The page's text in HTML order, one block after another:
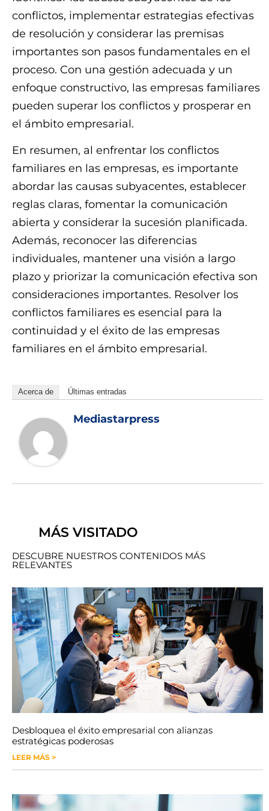
conflictos, implementar estrategias efectivas
de resolución y considerar las premisas
importantes son pasos fundamentales en el
proceso. Con una gestión adecuada y un
enfoque constructivo, las empresas familiares
pueden superar los conflictos y prosperar en
el ámbito empresarial.
En resumen, al enfrentar los conflictos
familiares en las empresas, es importante
abordar las causas subyacentes, establecer
reglas claras, fomentar la comunicación
abierta y considerar la sucesión planificada.
Además, reconocer las diferencias
individuales, mantener una visión a largo
plazo y priorizar la comunicación efectiva son
consideraciones importantes. Resolver los
conflictos familiares es esencial para la
continuidad y el éxito de las empresas
familiares en el ámbito empresarial.
Acerca de Últimas entradas
Mediastarpress
MÁS VISITADO
DESCUBRE NUESTROS CONTENIDOS MÁS
RELEVANTES
Desbloquea el éxito empresarial con alianzas
estratégicas poderosas
LEER MÁS >